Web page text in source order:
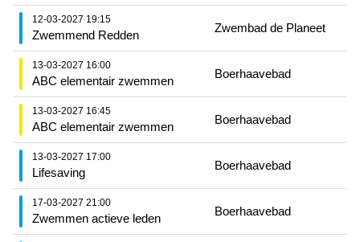
12-03-2027 19:15
Zwemmend Redden
Zwembad de Planeet
13-03-2027 16:00
ABC elementair zwemmen
Boerhaavebad
13-03-2027 16:45
ABC elementair zwemmen
Boerhaavebad
13-03-2027 17:00
Lifesaving
Boerhaavebad
17-03-2027 21:00
Zwemmen actieve leden
Boerhaavebad